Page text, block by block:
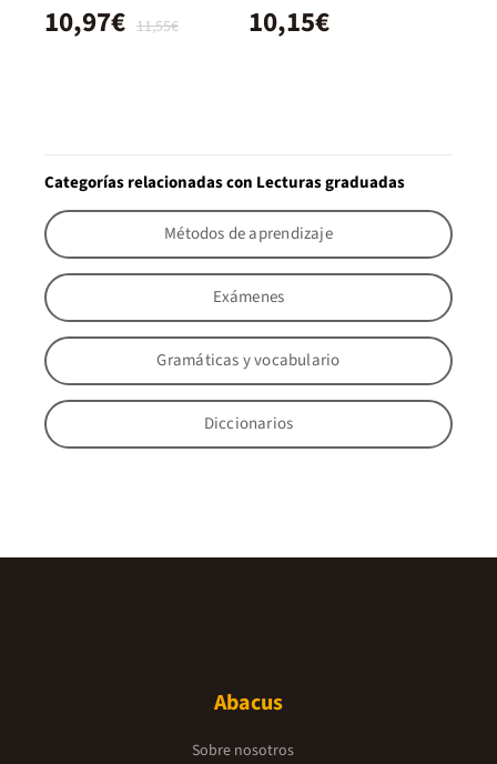
11,55€
10,97€ 10,15€
Categorías relacionadas con Lecturas graduadas
Métodos de aprendizaje
Exámenes
Gramáticas y vocabulario
Diccionarios
Abacus
Sobre nosotros